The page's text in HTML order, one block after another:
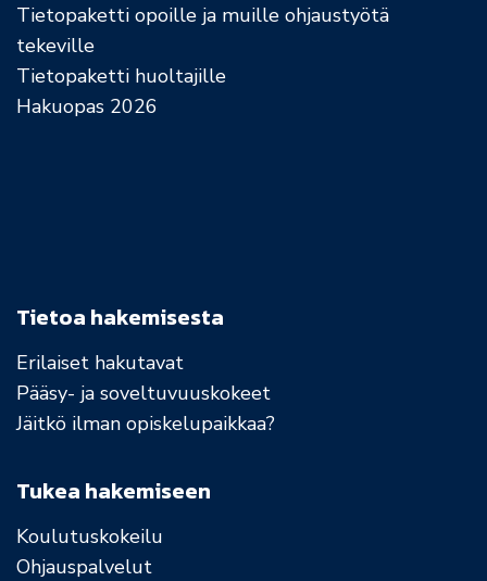
Tietopaketti opoille ja muille ohjaustyötä
tekeville
Tietopaketti huoltajille
Hakuopas 2026
Tietoa hakemisesta
Erilaiset hakutavat
Pääsy- ja soveltuvuuskokeet
Jäitkö ilman opiskelupaikkaa?
Tukea hakemiseen
Koulutuskokeilu
Ohjauspalvelut